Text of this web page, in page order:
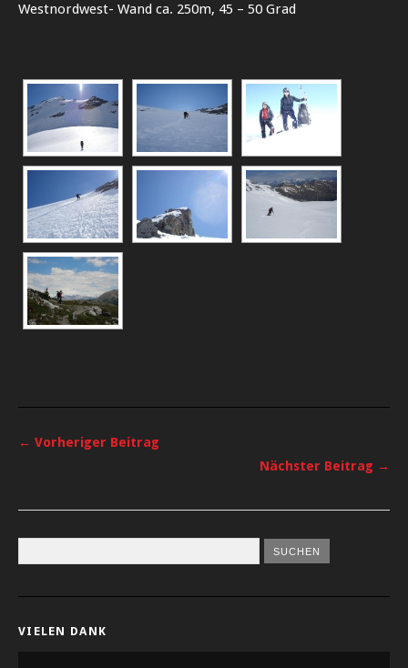
Westnordwest- Wand ca. 250m, 45 – 50 Grad
← Vorheriger Beitrag
Nächster Beitrag →
VIELEN DANK